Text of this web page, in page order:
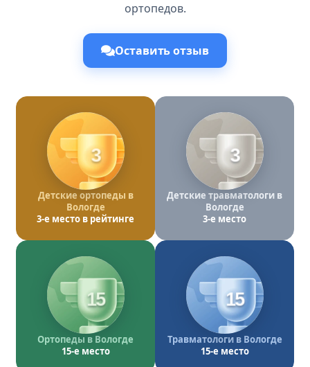
ортопедов.
Оставить отзыв
3
Детские ортопеды в
Вологде
3-е место в рейтинге
3
Детские травматологи в
Вологде
3-е место
15
Ортопеды в Вологде
15-е место
15
Травматологи в Вологде
15-е место